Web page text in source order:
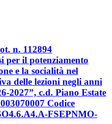
n. 112894
per il potenziamento
e la socialità nel
delle lezioni negli anni
2027”, c.d. Piano Estate
Codice
FSEPNMO-